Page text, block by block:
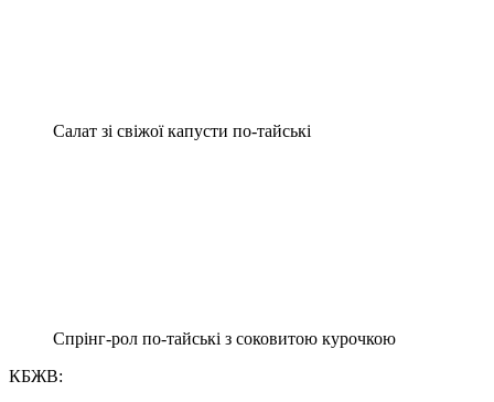
Салат зі свіжої капусти по-тайські
Спрінг-рол по-тайські з соковитою курочкою
КБЖВ: